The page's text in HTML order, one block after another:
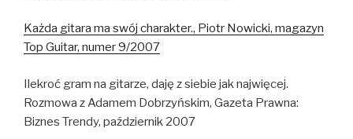
Każda gitara ma swój charakter., Piotr Nowicki, magazyn
Top Guitar, numer 9/2007
Ilekroć gram na gitarze, daję z siebie jak najwięcej.
Rozmowa z Adamem Dobrzyńskim, Gazeta Prawna:
Biznes Trendy, październik 2007